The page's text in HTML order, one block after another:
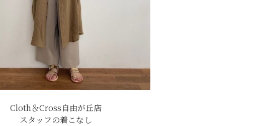
Cloth＆Cross自由が丘店
スタッフの着こなし